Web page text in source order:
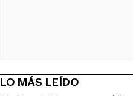
LO MÁS LEÍDO